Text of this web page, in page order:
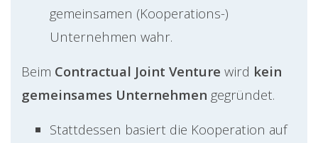
gemeinsamen (Kooperations-)
Unternehmen wahr.
Beim Contractual Joint Venture wird kein
gemeinsames Unternehmen gegründet.
Stattdessen basiert die Kooperation auf